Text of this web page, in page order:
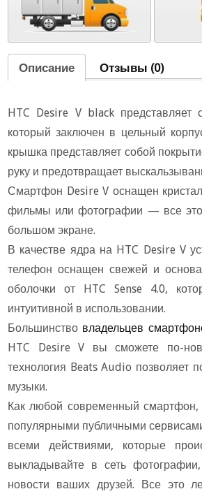
Описание Отзывы (0)
HTC Desire V black
который заключен в цельный
крышка представляет собой
руку и предотвращает
Смартфон Desire V оснащен
фильмы или фотографии — все это
ольшом экране.
качестве ядра на HTC Desire V
телефон оснащен свежей и
оболочки от HTC Sense 4.0,
интуитивной в использовании.
Большинство ладельцев
HTC Desire V вы сможете по-
технология Beats Audio позволяет
музыки.
Как любой современный смартфон,
популярными публичными
семи действиями, которые
ыкладывайте в сеть
новости ваших друзей. Все это